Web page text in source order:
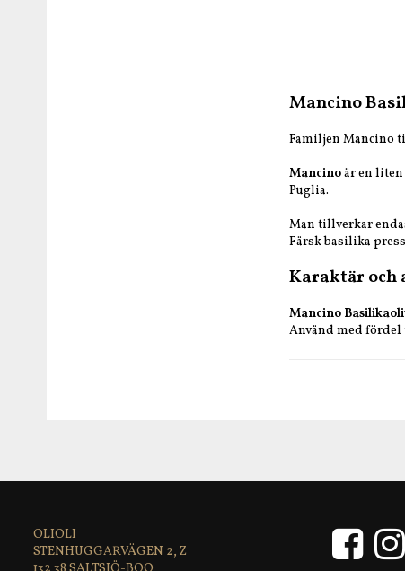
Mancino
Familjen Mancino
Mancinoär en
Puglia.
Man tillverkar
Färsk basilika
Karaktär och
Mancino
Använd med
: 2024
Nettovolym: 250 ml
OLIOLI
STENHUGGARVÄGEN 2, Z